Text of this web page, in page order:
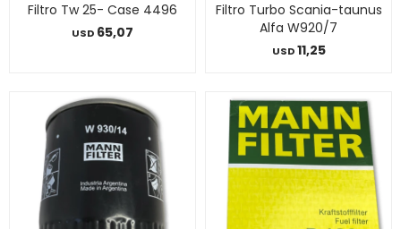
Filtro Tw 25- Case 4496
USD 65,07
Filtro Turbo Scania-taunus
Alfa W920/7
USD11,25